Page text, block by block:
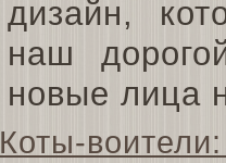
дизайн,
наш
новые лица
Коты-